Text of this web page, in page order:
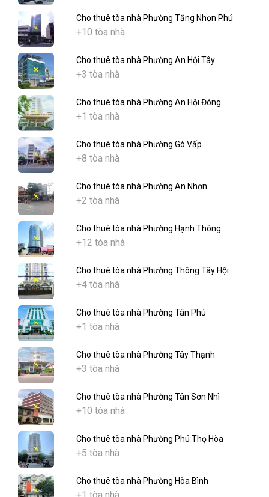
Cho thuê tòa nhà Phường Tăng Nhơn Phú
+10 tòa nhà
Cho thuê tòa nhà Phường An Hội Tây
+3 tòa nhà
Cho thuê tòa nhà Phường An Hội Đông
+1 tòa nhà
Cho thuê tòa nhà Phường Gò Vấp
+8 tòa nhà
Cho thuê tòa nhà Phường An Nhơn
+2 tòa nhà
Cho thuê tòa nhà Phường Hạnh Thông
+12 tòa nhà
Cho thuê tòa nhà Phường Thông Tây Hội
+4 tòa nhà
Cho thuê tòa nhà Phường Tân Phú
+1 tòa nhà
Cho thuê tòa nhà Phường Tây Thạnh
+3 tòa nhà
Cho thuê tòa nhà Phường Tân Sơn Nhì
+10 tòa nhà
Cho thuê tòa nhà Phường Phú Thọ Hòa
+5 tòa nhà
Cho thuê tòa nhà Phường Hòa Bình